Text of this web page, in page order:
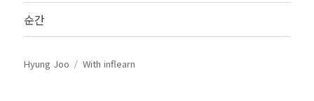
순간
Hyung Joo With inflearn